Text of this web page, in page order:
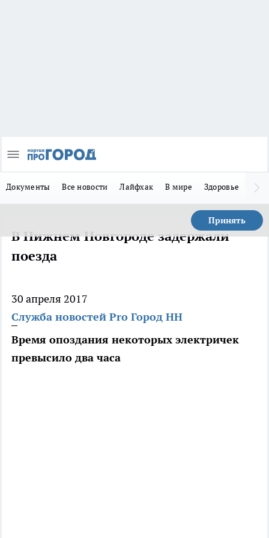
Документы Все новости Лайфхак В мире Здоровье
Принять
В Нижнем Новгороде задержали
поезда
30 апреля 2017
Служба новостей Pro Город НН
Время опоздания некоторых электричек
превысило два часа